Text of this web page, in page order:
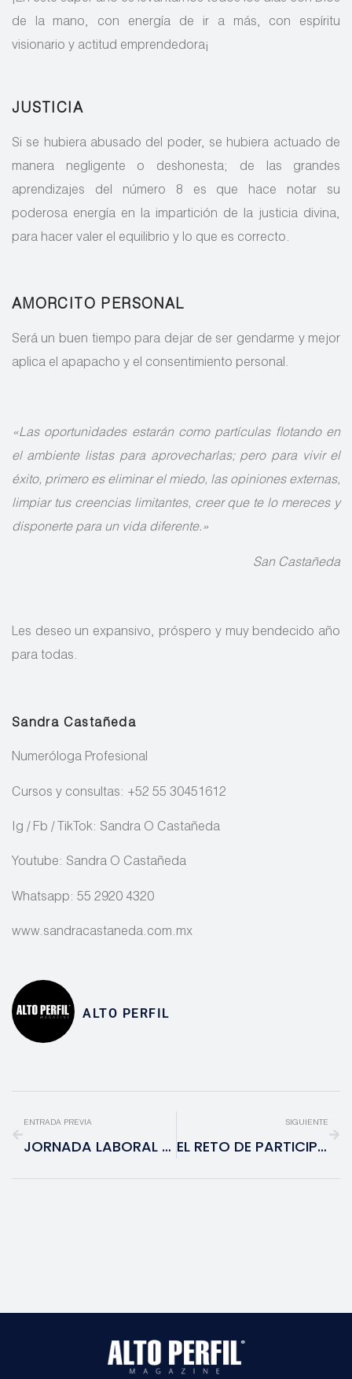
de la mano, con energía de ir a más, con espíritu
visionario y actitud emprendedora¡
JUSTICIA
Si se hubiera abusado del poder, se hubiera actuado de
manera negligente o deshonesta; de las grandes
aprendizajes del número 8 es que hace notar su
poderosa energía en la impartición de la justicia divina,
para hacer valer el equilibrio y lo que es correcto.
AMORCITO PERSONAL
Será un buen tiempo para dejar de ser gendarme y mejor
aplica el apapacho y el consentimiento personal.
«Las oportunidades estarán como partículas flotando en
el ambiente listas para aprovecharlas; pero para vivir el
éxito, primero es eliminar el miedo, las opiniones externas,
limpiar tus creencias limitantes, creer que te lo mereces y
disponerte para un vida diferente.»
San Castañeda
Les deseo un expansivo, próspero y muy bendecido año
para todas.
Sandra Castañeda
Numeróloga Profesional
Cursos y consultas: +52 55 30451612
Ig / Fb / TikTok: Sandra O Castañeda
Youtube: Sandra O Castañeda
Whatsapp: 55 2920 4320
www.sandracastaneda.com.mx
ALTO PERFIL
ENTRADA PREVIA
JORNADA LABORAL DE 40 HORAS
SIGUIENTE
EL RETO DE PARTICIPAR EN EL 2024